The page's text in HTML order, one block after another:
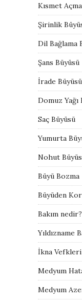
Kısmet
Şirinlik
Dil Bağlama
Şans Büyüsü
İrade Büyüsü
Domuz Yağı
Saç Büyüsü
Yumurta
Nohut
Büyü Bozma
Büyüden
Bakım
Yıldızname
İkna Vefkleri
Medyum
Medyum